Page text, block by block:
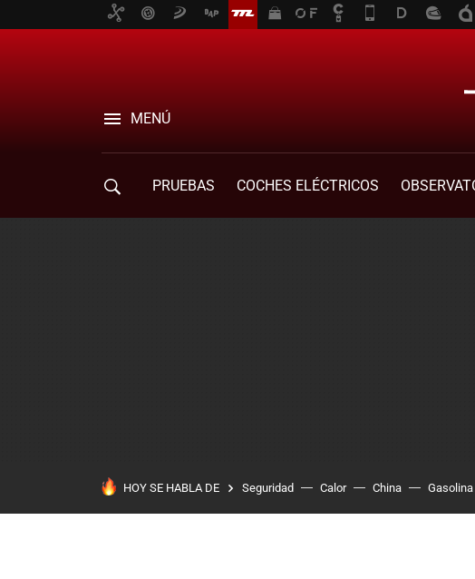
MENÚ
PRUEBAS COCHES ELÉCTRICOS
HOY SE HABLA DE Seguridad Calor China Gasolina